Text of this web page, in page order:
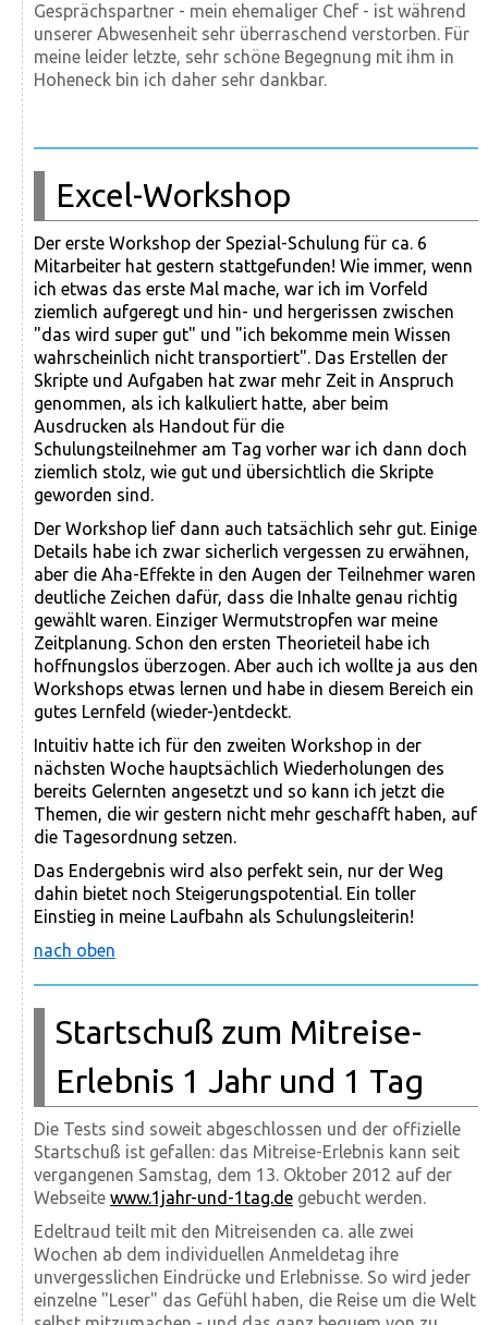
Gesprächspartner - mein ehemaliger Chef - ist während
unserer Abwesenheit sehr überraschend verstorben. Für
meine leider letzte, sehr schöne Begegnung mit ihm in
Hoheneck bin ich daher sehr dankbar.
Excel-Workshop
Der erste Workshop der Spezial-Schulung für ca. 6
Mitarbeiter hat gestern stattgefunden! Wie immer, wenn
ich etwas das erste Mal mache, war ich im Vorfeld
ziemlich aufgeregt und hin- und hergerissen zwischen
"das wird super gut" und "ich bekomme mein Wissen
wahrscheinlich nicht transportiert". Das Erstellen der
Skripte und Aufgaben hat zwar mehr Zeit in Anspruch
genommen, als ich kalkuliert hatte, aber beim
Ausdrucken als Handout für die
Schulungsteilnehmer am Tag vorher war ich dann doch
ziemlich stolz, wie gut und übersichtlich die Skripte
geworden sind.
Der Workshop lief dann auch tatsächlich sehr gut. Einige
Details habe ich zwar sicherlich vergessen zu erwähnen,
aber die Aha-Effekte in den Augen der Teilnehmer waren
deutliche Zeichen dafür, dass die Inhalte genau richtig
gewählt waren. Einziger Wermutstropfen war meine
Zeitplanung. Schon den ersten Theorieteil habe ich
hoffnungslos überzogen. Aber auch ich wollte ja aus den
Workshops etwas lernen und habe in diesem Bereich ein
gutes Lernfeld (wieder-)entdeckt.
Intuitiv hatte ich für den zweiten Workshop in der
nächsten Woche hauptsächlich Wiederholungen des
bereits Gelernten angesetzt und so kann ich jetzt die
Themen, die wir gestern nicht mehr geschafft haben, auf
die Tagesordnung setzen.
Das Endergebnis wird also perfekt sein, nur der Weg
dahin bietet noch Steigerungspotential. Ein toller
Einstieg in meine Laufbahn als Schulungsleiterin!
nach oben
Startschuß zum Mitreise-
Erlebnis 1 Jahr und 1 Tag
Die Tests sind soweit abgeschlossen und der offizielle
Startschuß ist gefallen: das Mitreise-Erlebnis kann seit
vergangenen Samstag, dem 13. Oktober 2012 auf der
Webseite www.1jahr-und-1tag.de gebucht werden.
Edeltraud teilt mit den Mitreisenden ca. alle zwei
Wochen ab dem individuellen Anmeldetag ihre
unvergesslichen Eindrücke und Erlebnisse. So wird jeder
einzelne "Leser" das Gefühl haben, die Reise um die Welt